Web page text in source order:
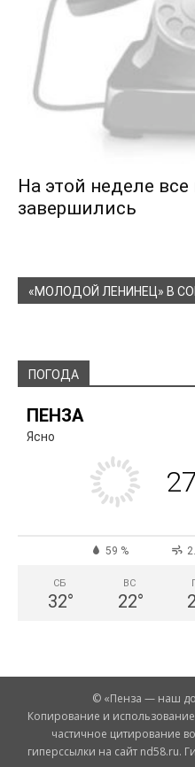
На этой неделе
завершились
«МОЛОДОЙ ЛЕНИНЕЦ» В
ПОГОДА
ПЕНЗА
Ясно
59 %
СБ
32°
ВС
22°
© «Пенза — наш
Копирование и
частичное цитирование
гиперссылки на сайт nd58.ru.